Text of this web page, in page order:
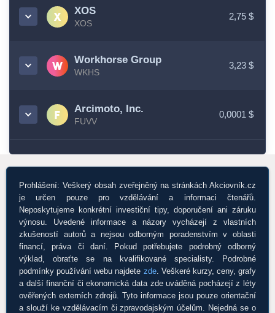
XOS
XOS
2,75 $
Workhorse Group
WKHS
3,23 $
Arcimoto, Inc.
FUVV
0,0001 $
Prohlášení: Veškerý obsah zveřejněný na stránkách Akciovník.cz
je určen pouze pro vzdělávání a informaci čtenářů.
Neposkytujeme konkrétní investiční tipy, doporučení ani záruku
výnosu. Uvedené informace a názory vycházejí z vlastních
zkušeností autorů a nejsou odborným poradenstvím v oblasti
financí, práva či daní. Pokud potřebujete podrobný odborný
výklad, obraťte se na kvalifikované specialisty. Podrobné
podmínky používání webu najdete zde. Veškeré kurzy, ceny, grafy
a další finanční či ekonomická data zde uváděná pocházejí z léty
ověřených externích zdrojů. Tyto informace jsou pouze orientační
a slouží ke vzdělávacím či zpravodajským účelům. Nejedná se o